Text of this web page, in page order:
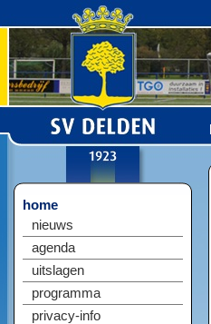
home
nieuws
agenda
uitslagen
programma
privacy-info